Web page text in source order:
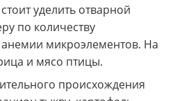
уделить отварной
по количеству
микроэлементов. На
и мясо птицы.
происхождения